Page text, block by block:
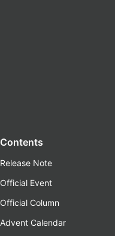
Contents
Release Note
Official Event
Official Column
Advent Calendar